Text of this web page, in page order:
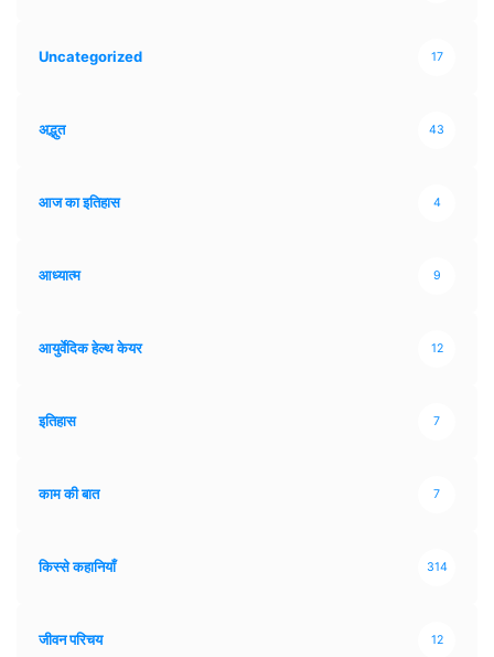
Uncategorized 17
अद्भुत 43
आज का इतिहास 4
आध्यात्म 9
आयुर्वेदिक हेल्थ केयर 12
इतिहास 7
काम की बात 7
किस्से कहानियाँ 314
जीवन परिचय 12